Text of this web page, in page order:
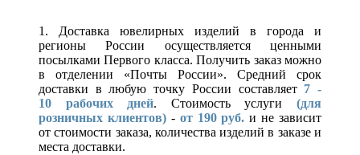
1. Доставка ювелирных изделий в города и
регионы России осуществляется ценными
посылками Первого класса. Получить заказ можно
в отделении «Почты России». Средний срок
доставки в любую точку России составляет 7 -
10 рабочих дней. Стоимость услуги(для
розничных клиентов)- от 190 руб. и не зависит
от стоимости заказа, количества изделий в заказе и
места доставки.